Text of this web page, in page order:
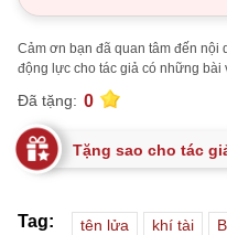
Cảm ơn bạn đã quan tâm đến nội
động lực cho tác giả có những bài
Đã tặng: 0
Tặng sao cho tác
Tag: tên lửa khí tài